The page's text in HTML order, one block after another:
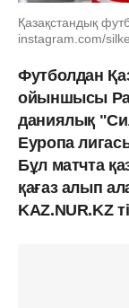
Қазақстандық
instagram.com/
Футболдан
ойыншысы
даниялық
Еуропа
Бұл матчта
қағаз алып
KAZ.NUR.KZ